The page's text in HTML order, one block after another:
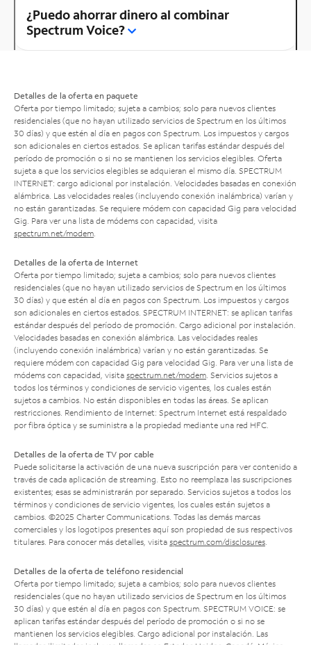
¿Puedo ahorrar dinero al combinar
Spectrum Voice?
Detalles de la oferta en paquete
Oferta por tiempo limitado; sujeta a cambios; solo para nuevos clientes
residenciales (que no hayan utilizado servicios de Spectrum en los últimos
30 días) y que estén al día en pagos con Spectrum. Los impuestos y cargos
son adicionales en ciertos estados. Se aplican tarifas estándar después del
período de promoción o si no se mantienen los servicios elegibles. Oferta
sujeta a que los servicios elegibles se adquieran el mismo día. SPECTRUM
INTERNET: cargo adicional por instalación. Velocidades basadas en conexión
alámbrica. Las velocidades reales (incluyendo conexión inalámbrica) varían y
no están garantizadas. Se requiere módem con capacidad Gig para velocidad
Gig. Para ver una lista de módems con capacidad, visita
spectrum.net/modem
Detalles de la oferta de Internet
Oferta por tiempo limitado; sujeta a cambios; solo para nuevos clientes
residenciales (que no hayan utilizado servicios de Spectrum en los últimos
30 días) y que estén al día en pagos con Spectrum. Los impuestos y cargos
son adicionales en ciertos estados. SPECTRUM INTERNET: se aplican tarifas
estándar después del período de promoción. Cargo adicional por instalación.
Velocidades basadas en conexión alámbrica. Las velocidades reales
(incluyendo conexión inalámbrica) varían y no están garantizadas. Se
requiere módem con capacidad Gig para velocidad Gig. Para ver una lista de
módems con capacidad, visita spectrum.net/modem . Servicios sujetos a
todos los términos y condiciones de servicio vigentes, los cuales están
sujetos a cambios. No están disponibles en todas las áreas. Se aplican
restricciones. Rendimiento de Internet: Spectrum Internet está respaldado
por fibra óptica y se suministra a la propiedad mediante una red HFC.
Detalles de la oferta de TV por cable
Puede solicitarse la activación de una nueva suscripción para ver contenido a
través de cada aplicación de streaming. Esto no reemplaza las suscripciones
existentes; esas se administrarán por separado. Servicios sujetos a todos los
términos y condiciones de servicio vigentes, los cuales están sujetos a
cambios. ©2025 Charter Communications. Todas las demás marcas
comerciales y los logotipos presentes aquí son propiedad de sus respectivos
titulares. Para conocer más detalles, visita spectrum.com/disclosures
Detalles de la oferta de teléfono residencial
Oferta por tiempo limitado; sujeta a cambios; solo para nuevos clientes
residenciales (que no hayan utilizado servicios de Spectrum en los últimos
30 días) y que estén al día en pagos con Spectrum. SPECTRUM VOICE: se
aplican tarifas estándar después del período de promoción o si no se
mantienen los servicios elegibles. Cargo adicional por instalación. Las